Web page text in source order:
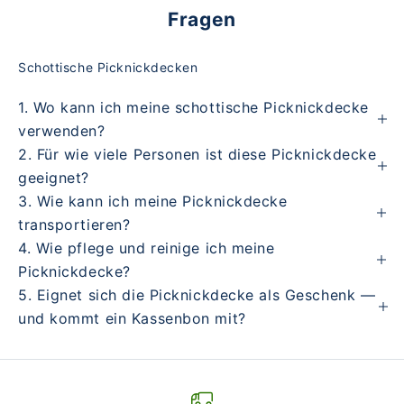
Fragen
Schottische Picknickdecken
1. Wo kann ich meine schottische Picknickdecke
verwenden?
2. Für wie viele Personen ist diese Picknickdecke
geeignet?
3. Wie kann ich meine Picknickdecke
transportieren?
4. Wie pflege und reinige ich meine
Picknickdecke?
5. Eignet sich die Picknickdecke als Geschenk —
und kommt ein Kassenbon mit?